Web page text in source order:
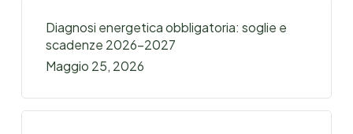
Diagnosi energetica obbligatoria: soglie e
scadenze 2026-2027
Maggio 25, 2026